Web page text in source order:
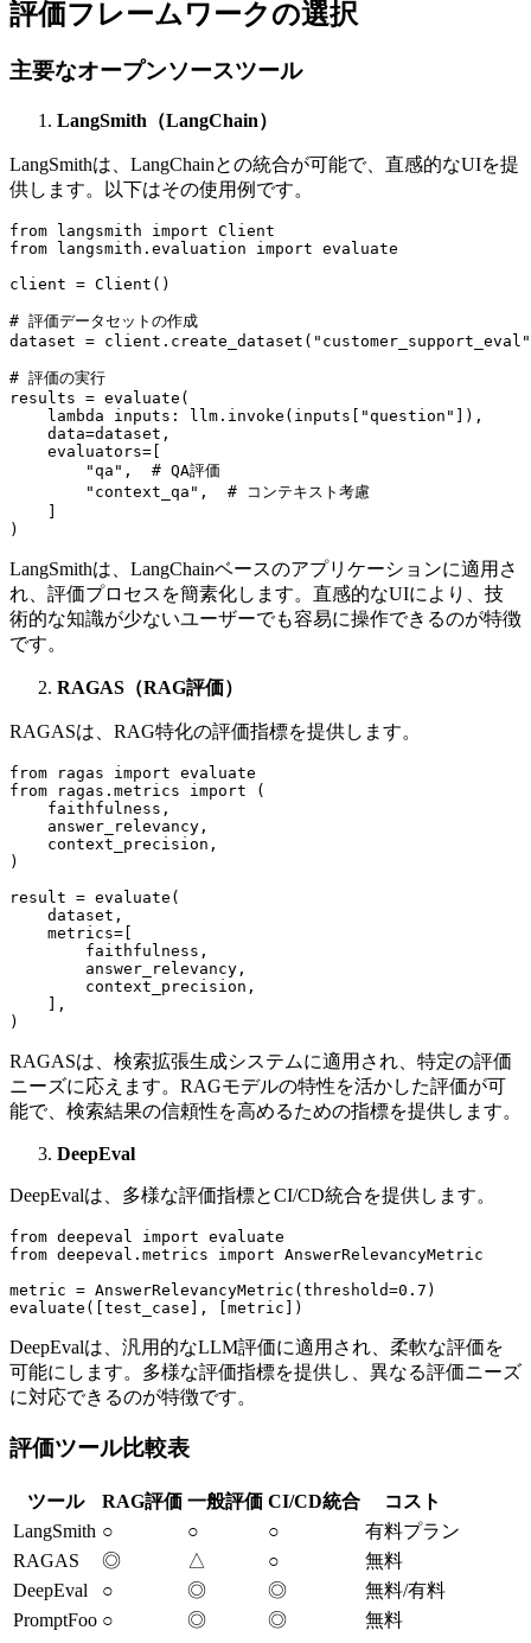
評価フレームワークの選択
主要なオープンソースツール
LangSmith（LangChain）
LangSmithは、LangChainとの統合が可能で、直感的なUIを提
供します。以下はその使用例です。
from langsmith import Client
from langsmith.evaluation import evaluate
client = Client()
# 評価データセットの作成
dataset =
# 評価の実行
results = evaluate(
    lambda inputs: llm.invoke(inputs["question"]),
    data=dataset,
    evaluators=[
        "qa",  # QA評価
        "context_qa",  # コンテキスト考慮
LangSmithは、LangChainベースのアプリケーションに適用さ
れ、評価プロセスを簡素化します。直感的なUIにより、技
術的な知識が少ないユーザーでも容易に操作できるのが特徴
です。
RAGAS（RAG評価）
RAGASは、RAG特化の評価指標を提供します。
from ragas import evaluate
from ragas.metrics import (
    faithfulness,
    answer_relevancy,
    context_precision,
)
result = evaluate(
    dataset,
    metrics=[
        faithfulness,
        answer_relevancy,
        context_precision,
    ],
RAGASは、検索拡張生成システムに適用され、特定の評価
ニーズに応えます。RAGモデルの特性を活かした評価が可
能で、検索結果の信頼性を高めるための指標を提供します。
DeepEval
DeepEvalは、多様な評価指標とCI/CD統合を提供します。
from deepeval import evaluate
from deepeval.metrics import AnswerRelevancyMetric
metric = AnswerRelevancyMetric(threshold=0.7)
DeepEvalは、汎用的なLLM評価に適用され、柔軟な評価を
可能にします。多様な評価指標を提供し、異なる評価ニーズ
に対応できるのが特徴です。
評価ツール比較表
ツール RAG評価 一般評価 CI/CD統合
コスト
LangSmith ○ ○ ○
有料プラン
RAGAS
◎ △ ○
無料
DeepEval
○ ◎ ◎
無料/有料
PromptFoo ○ ◎ ◎ 無料